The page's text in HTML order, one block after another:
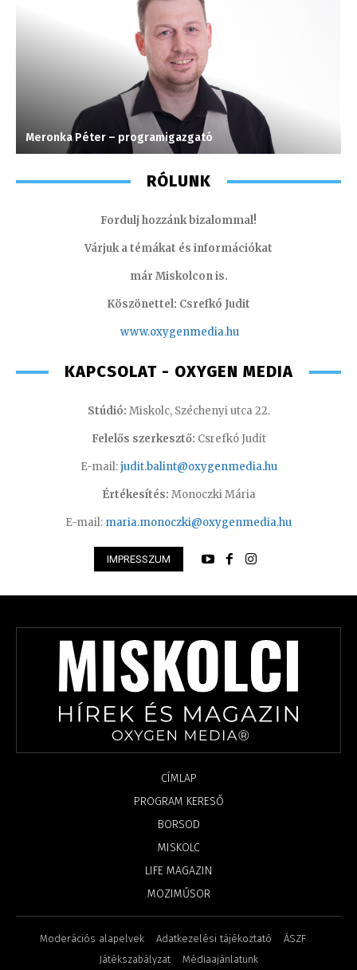
Meronka Péter – programigazgató
RÓLUNK
Fordulj hozzánk bizalommal!
Várjuk a témákat és információkat
már Miskolcon is.
Köszönettel: Csrefkó Judit
www.oxygenmedia.hu
KAPCSOLAT - OXYGEN MEDIA
Stúdió: Miskolc, Széchenyi utca 22.
Felelős szerkesztő: Csrefkó Judit
E-mail:judit.balint@oxygenmedia.hu
Értékesítés: Monoczki Mária
E-mail: maria.monoczki@oxygenmedia.hu
IMPRESSZUM
CÍMLAP
PROGRAM KERESŐ
BORSOD
MISKOLC
LIFE MAGAZIN
MOZIMŰSOR
Moderációs alapelvek Adatkezelési tájékoztató
ÁSZF
Játékszabályzat
Médiaajánlatunk